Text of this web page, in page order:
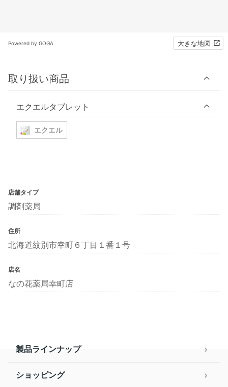
Powered by GOGA 大きな地図
取り扱い商品
エクエルタブレット
エクエル
店舗タイプ
調剤薬局
住所
北海道紋別市幸町６丁目１番１号
店名
なの花薬局幸町店
製品ラインナップ
ショッピング